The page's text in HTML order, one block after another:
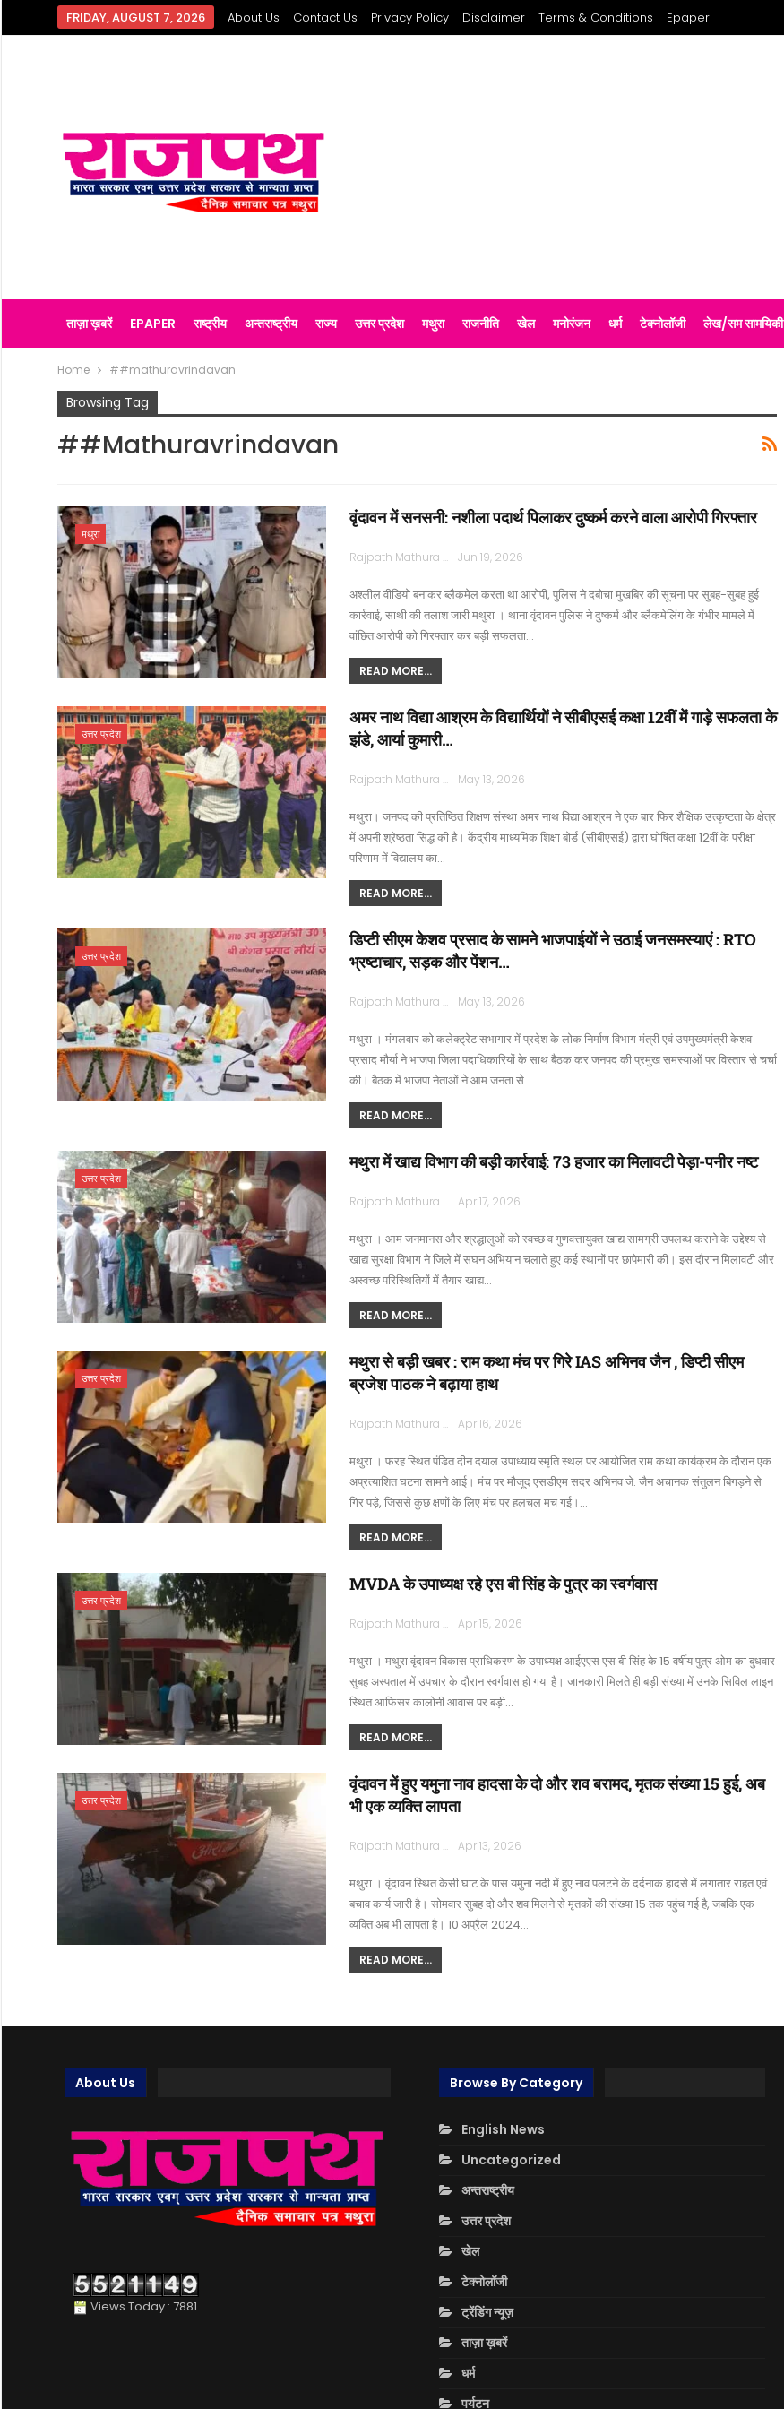
FRIDAY, AUGUST 7, 2026 About Us Contact Us Privacy Policy Disclaimer Terms & Conditions Epaper
ताज़ा ख़बरें EPAPER राष्ट्रीय अन्तराष्ट्रीय राज्य उत्तर प्रदेश मथुरा राजनीति खेल मनोरंजन धर्म टेक्नोलॉजी लेख/सम सामयिकी
Home ##mathuravrindavan
Browsing Tag
##mathuravrindavan
मथुरा
वृंदावन में सनसनी: नशीला पदार्थ पिलाकर दुष्कर्म करने वाला आरोपी गिरफ्तार
Rajpath Mathura Jun 19, 2026
अश्लील वीडियो बनाकर ब्लैकमेल करता था आरोपी, पुलिस ने दबोचा मुखबिर की सूचना पर सुबह-सुबह हुई
कार्रवाई, साथी की तलाश जारी मथुरा । थाना वृंदावन पुलिस ने दुष्कर्म और ब्लैकमेलिंग के गंभीर मामले में
वांछित आरोपी को गिरफ्तार कर बड़ी सफलता…
READ MORE...
उत्तर प्रदेश
अमर नाथ विद्या आश्रम के विद्यार्थियों ने सीबीएसई कक्षा 12वीं में गाड़े सफलता के
झंडे, आर्या कुमारी…
Rajpath Mathura May 13, 2026
​मथुरा। जनपद की प्रतिष्ठित शिक्षण संस्था अमर नाथ विद्या आश्रम ने एक बार फिर शैक्षिक उत्कृष्टता के क्षेत्र
में अपनी श्रेष्ठता सिद्ध की है। केंद्रीय माध्यमिक शिक्षा बोर्ड (सीबीएसई) द्वारा घोषित कक्षा 12वीं के परीक्षा
परिणाम में विद्यालय का…
READ MORE...
उत्तर प्रदेश
डिप्टी सीएम केशव प्रसाद के सामने भाजपाईयों ने उठाई जनसमस्याएं : RTO
भ्रष्टाचार, सड़क और पेंशन…
Rajpath Mathura May 13, 2026
मथुरा । मंगलवार को कलेक्ट्रेट सभागार में प्रदेश के लोक निर्माण विभाग मंत्री एवं उपमुख्यमंत्री केशव
प्रसाद मौर्या ने भाजपा जिला पदाधिकारियों के साथ बैठक कर जनपद की प्रमुख समस्याओं पर विस्तार से चर्चा
की। बैठक में भाजपा नेताओं ने आम जनता से…
READ MORE...
उत्तर प्रदेश
मथुरा में खाद्य विभाग की बड़ी कार्रवाई: 73 हजार का मिलावटी पेड़ा-पनीर नष्ट
Rajpath Mathura Apr 17, 2026
मथुरा । आम जनमानस और श्रद्धालुओं को स्वच्छ व गुणवत्तायुक्त खाद्य सामग्री उपलब्ध कराने के उद्देश्य से
खाद्य सुरक्षा विभाग ने जिले में सघन अभियान चलाते हुए कई स्थानों पर छापेमारी की। इस दौरान मिलावटी और
अस्वच्छ परिस्थितियों में तैयार खाद्य…
READ MORE...
उत्तर प्रदेश
मथुरा से बड़ी खबर : राम कथा मंच पर गिरे IAS अभिनव जैन , डिप्टी सीएम
ब्रजेश पाठक ने बढ़ाया हाथ
Rajpath Mathura Apr 16, 2026
मथुरा । फरह स्थित पंडित दीन दयाल उपाध्याय स्मृति स्थल पर आयोजित राम कथा कार्यक्रम के दौरान एक
अप्रत्याशित घटना सामने आई। मंच पर मौजूद एसडीएम सदर अभिनव जे. जैन अचानक संतुलन बिगड़ने से
गिर पड़े, जिससे कुछ क्षणों के लिए मंच पर हलचल मच गई।…
READ MORE...
उत्तर प्रदेश
MVDA के उपाध्यक्ष रहे एस बी सिंह के पुत्र का स्वर्गवास
Rajpath Mathura Apr 15, 2026
मथुरा । मथुरा वृंदावन विकास प्राधिकरण के उपाध्यक्ष आईएएस एस बी सिंह के 15 वर्षीय पुत्र ओम का बुधवार
सुबह अस्पताल में उपचार के दौरान स्वर्गवास हो गया है। जानकारी मिलते ही बड़ी संख्या में उनके सिविल लाइन
स्थित आफिसर कालोनी आवास पर बड़ी…
READ MORE...
उत्तर प्रदेश
वृंदावन में हुए यमुना नाव हादसा के दो और शव बरामद, मृतक संख्या 15 हुई, अब
भी एक व्यक्ति लापता
Rajpath Mathura Apr 13, 2026
मथुरा । वृंदावन स्थित केसी घाट के पास यमुना नदी में हुए नाव पलटने के दर्दनाक हादसे में लगातार राहत एवं
बचाव कार्य जारी है। सोमवार सुबह दो और शव मिलने से मृतकों की संख्या 15 तक पहुंच गई है, जबकि एक
व्यक्ति अब भी लापता है। 10 अप्रैल 2024…
READ MORE...
About Us
Views Today : 7881
Browse By Category
English News
Uncategorized
अन्तराष्ट्रीय
उत्तर प्रदेश
खेल
टेक्नोलॉजी
ट्रेंडिंग न्यूज़
ताज़ा ख़बरें
धर्म
पर्यटन